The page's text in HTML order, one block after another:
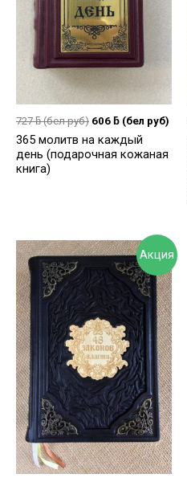
727ƃ(бел руб) 606 ƃ (бел руб)
365 молитв на каждый
день (подарочная кожаная
книга)
Акция